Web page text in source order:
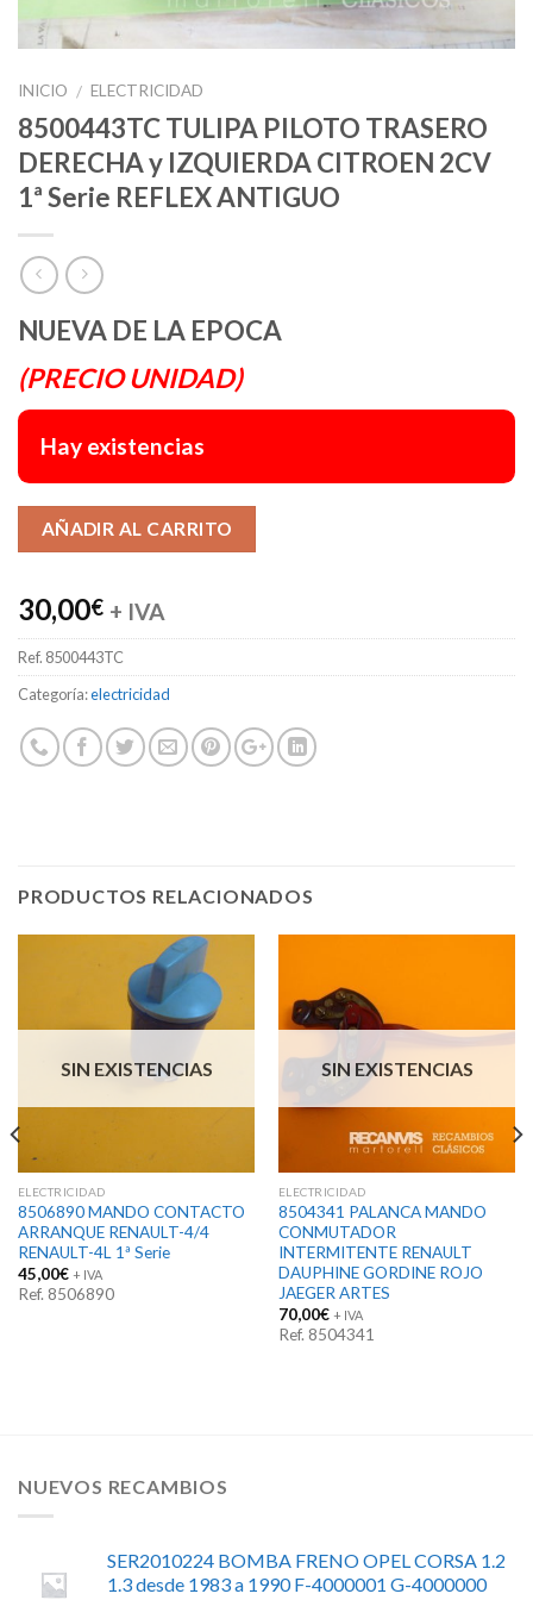
INICIO / ELECTRICIDAD
8500443TC TULIPA PILOTO TRASERO
DERECHA y IZQUIERDA CITROEN 2CV
1ª Serie REFLEX ANTIGUO
NUEVA DE LA EPOCA
(PRECIO UNIDAD)
Hay existencias
AÑADIR AL CARRITO
30,00€ + IVA
Ref. 8500443TC
Categoría:electricidad
PRODUCTOS RELACIONADOS
SIN EXISTENCIAS
ELECTRICIDAD
8506890 MANDO CONTACTO
ARRANQUE RENAULT-4/4
RENAULT-4L 1ª Serie
45,00€ + IVA
Ref. 8506890
SIN EXISTENCIAS
ELECTRICIDAD
8504341 PALANCA MANDO
CONMUTADOR
INTERMITENTE RENAULT
DAUPHINE GORDINE ROJO
JAEGER ARTES
70,00€ + IVA
Ref. 8504341
NUEVOS RECAMBIOS
SER2010224 BOMBA FRENO OPEL CORSA 1.2
1.3 desde 1983 a 1990 F-4000001 G-4000000